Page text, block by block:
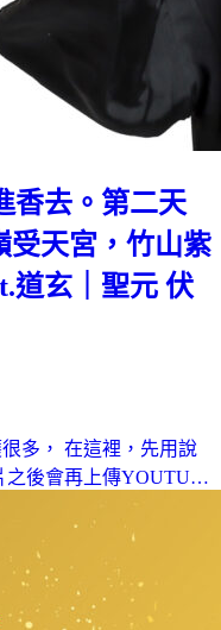
香去。第二天
受天宮，竹山紫
道玄｜聖元 伏
多， 在這裡，先用說
之後會再上傳YOUTU…